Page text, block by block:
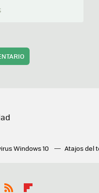
Windows 10 Atajos del